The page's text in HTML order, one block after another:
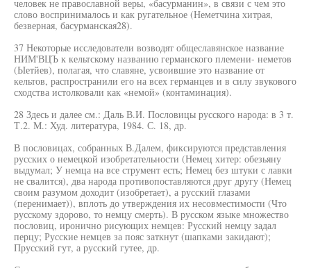
человек не православной веры, «басурманин», в связи с чем это
слово воспринималось и как ругательное (Неметчина хитрая,
безверная, басурманская28).
37 Некоторые исследователи возводят общеславянское название
НИМ'ВЦЪ к кельтскому названию германского племени- неметов
(Ыетйев), полагая, что славяне, усвоившие это название от
кельтов, распространили его на всех германцев и в силу звукового
сходства истолковали как «немой» (контаминация).
28 Здесь и далее см.: Даль В.И. Пословицы русского народа: в 3 т.
Т.2. М.: Худ. литература, 1984. С. 18, др.
В пословицах, собранных В.Далем, фиксируются представления
русских о немецкой изобретательности (Немец хитер: обезьяну
выдумал; У немца на все струмент есть; Немец без штуки с лавки
не свалится), два народа противопоставляются друг другу (Немец
своим разумом доходит (изобретает), а русский глазами
(перенимает)), вплоть до утверждения их несовместимости (Что
русскому здорово, то немцу смерть). В русском языке множество
пословиц, иронично рисующих немцев: Русский немцу задал
перцу; Русские немцев за пояс заткнут (шапками закидают);
Прусский гут, а русский гутее, др.